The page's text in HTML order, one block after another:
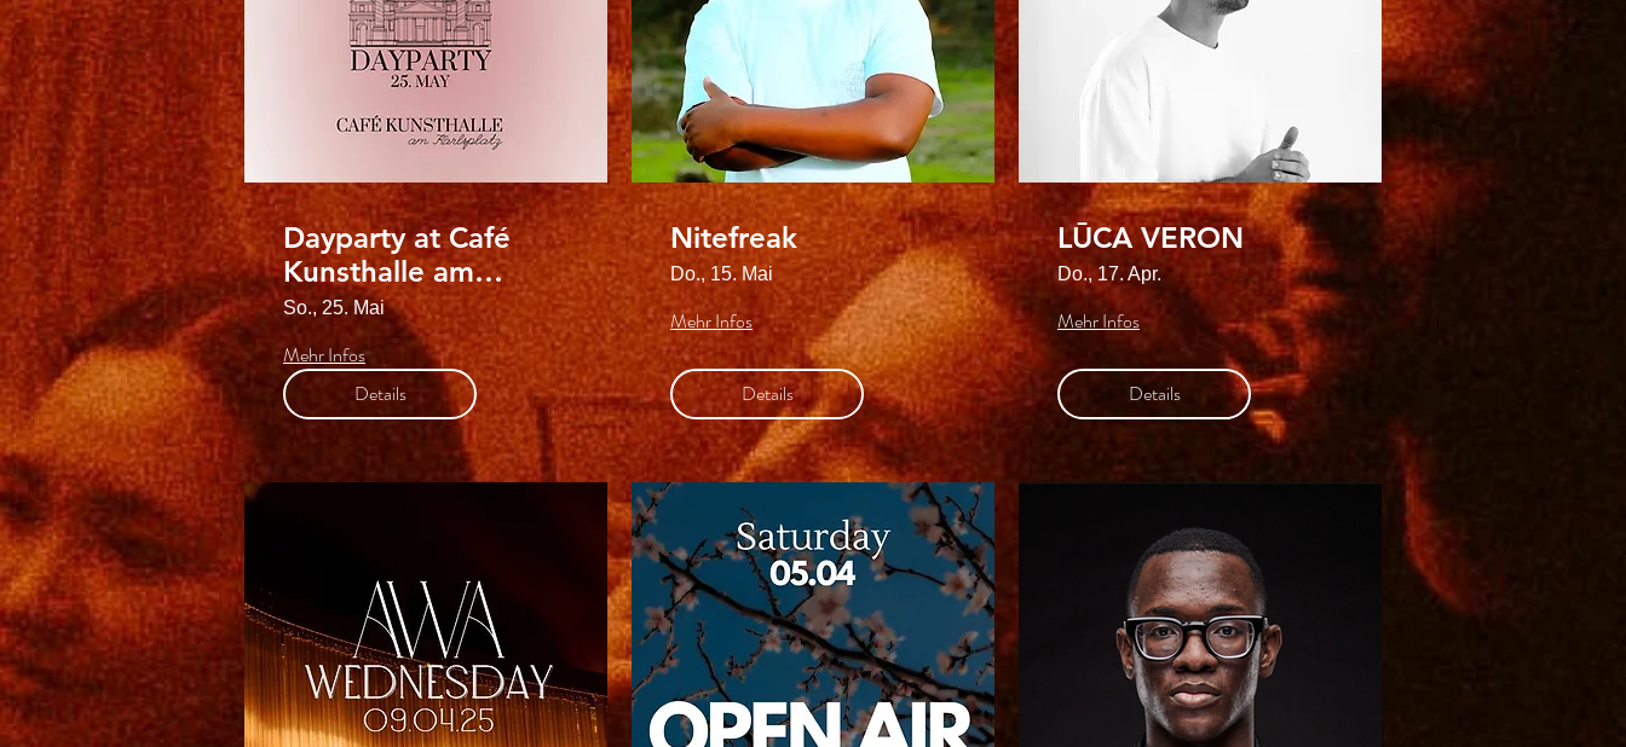
Dayparty at Café
Kunsthalle am
Karlsplatz
So., 25. Mai
Mehr Infos
Details
Nitefreak
Do., 15. Mai
Mehr Infos
Details
LŪCA VERON
Do., 17. Apr.
Mehr Infos
Details